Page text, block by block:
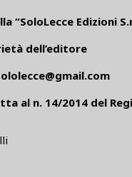
“SoloLecce Edizioni
dell’editore
al n. 14/2014 del